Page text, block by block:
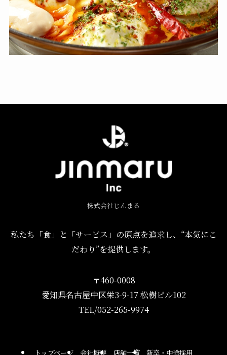
株式会社じんまる
私たち「食」と「サービス」の原点を追求し、“本気にこ
だわり”を提供します。
〒460-0008
愛知県名古屋中区栄3-9-17 松樹ビル102
TEL/052-265-9974
トップページ 会社概要 店舗一覧 新卒・中途採用